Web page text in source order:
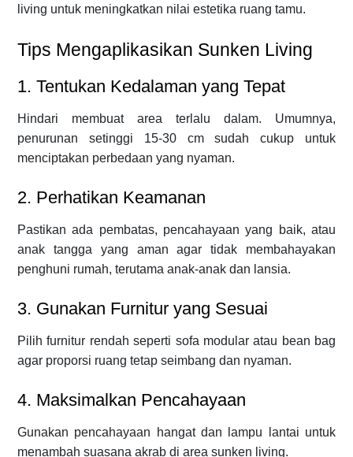
living untuk meningkatkan nilai estetika ruang tamu.
Tips Mengaplikasikan Sunken Living
1. Tentukan Kedalaman yang Tepat
Hindari membuat area terlalu dalam. Umumnya,
penurunan setinggi 15-30 cm sudah cukup untuk
menciptakan perbedaan yang nyaman.
2. Perhatikan Keamanan
Pastikan ada pembatas, pencahayaan yang baik, atau
anak tangga yang aman agar tidak membahayakan
penghuni rumah, terutama anak-anak dan lansia.
3. Gunakan Furnitur yang Sesuai
Pilih furnitur rendah seperti sofa modular atau bean bag
agar proporsi ruang tetap seimbang dan nyaman.
4. Maksimalkan Pencahayaan
Gunakan pencahayaan hangat dan lampu lantai untuk
menambah suasana akrab di area sunken living.